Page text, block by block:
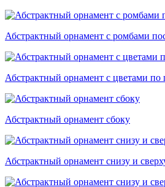
Абстрактный орнамент с ромбами
Абстрактный орнамент с цветами по
Абстрактный орнамент сбоку
Абстрактный орнамент снизу и